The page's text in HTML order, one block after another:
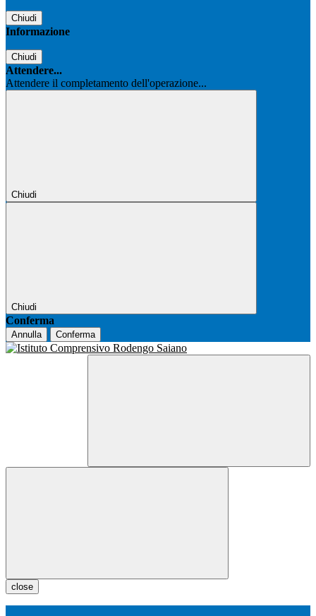
Chiudi
Informazione
Chiudi
Attendere...
Attendere il completamento dell'operazione...
Chiudi
Chiudi
Conferma
Annulla Conferma
close